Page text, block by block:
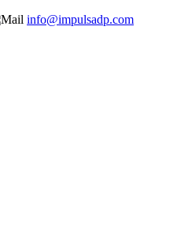
info@impulsadp.com